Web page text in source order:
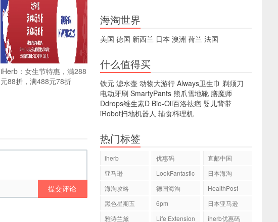
iHerb：女生节特惠，满288
元88折，满488元78折
提交评论
海淘世界
美国 德国 新西兰 日本 澳洲 荷兰 法国
什么值得买
铁元 滤水壶 动物大游行 Always卫生巾 剃须刀
电动牙刷 SmartyPants 熊爪雪地靴 膳魔师
Ddrops维生素D Bio-Oil百洛祛疤 婴儿背带
iRobot扫地机器人 辅食料理机
热门标签
iherb 优惠码
直邮中国
亚马逊
LookFantastic
日本海淘
海淘攻略
德国海淘
HealthPost
黑色星期五
6pm
日本亚马逊
雅诗兰黛
Life Extension
iherb优惠码